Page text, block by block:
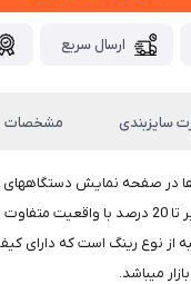
ارسال سریع
سایزبندی مشخصات
ها در صفحه نمایش
رنگ محصولات در تصویر تا 20 درصد با
از نوع رینگ است که دارای
میباشد.